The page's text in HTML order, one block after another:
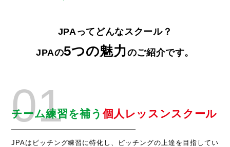
JPAってどんなスクール？
JPAの5つの魅力のご紹介です。
01
チーム練習を補う個人レッスンスクール
JPAはピッチング練習に特化し、ピッチングの上達を目指してい